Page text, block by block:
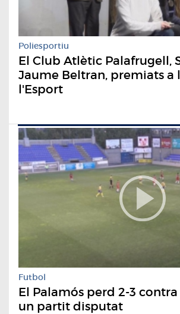
Poliesportiu
El Club Atlètic Palafrugell,
Jaume Beltran, premiats a
l'Esport
Futbol
El Palamós perd 2-3 contra
un partit disputat